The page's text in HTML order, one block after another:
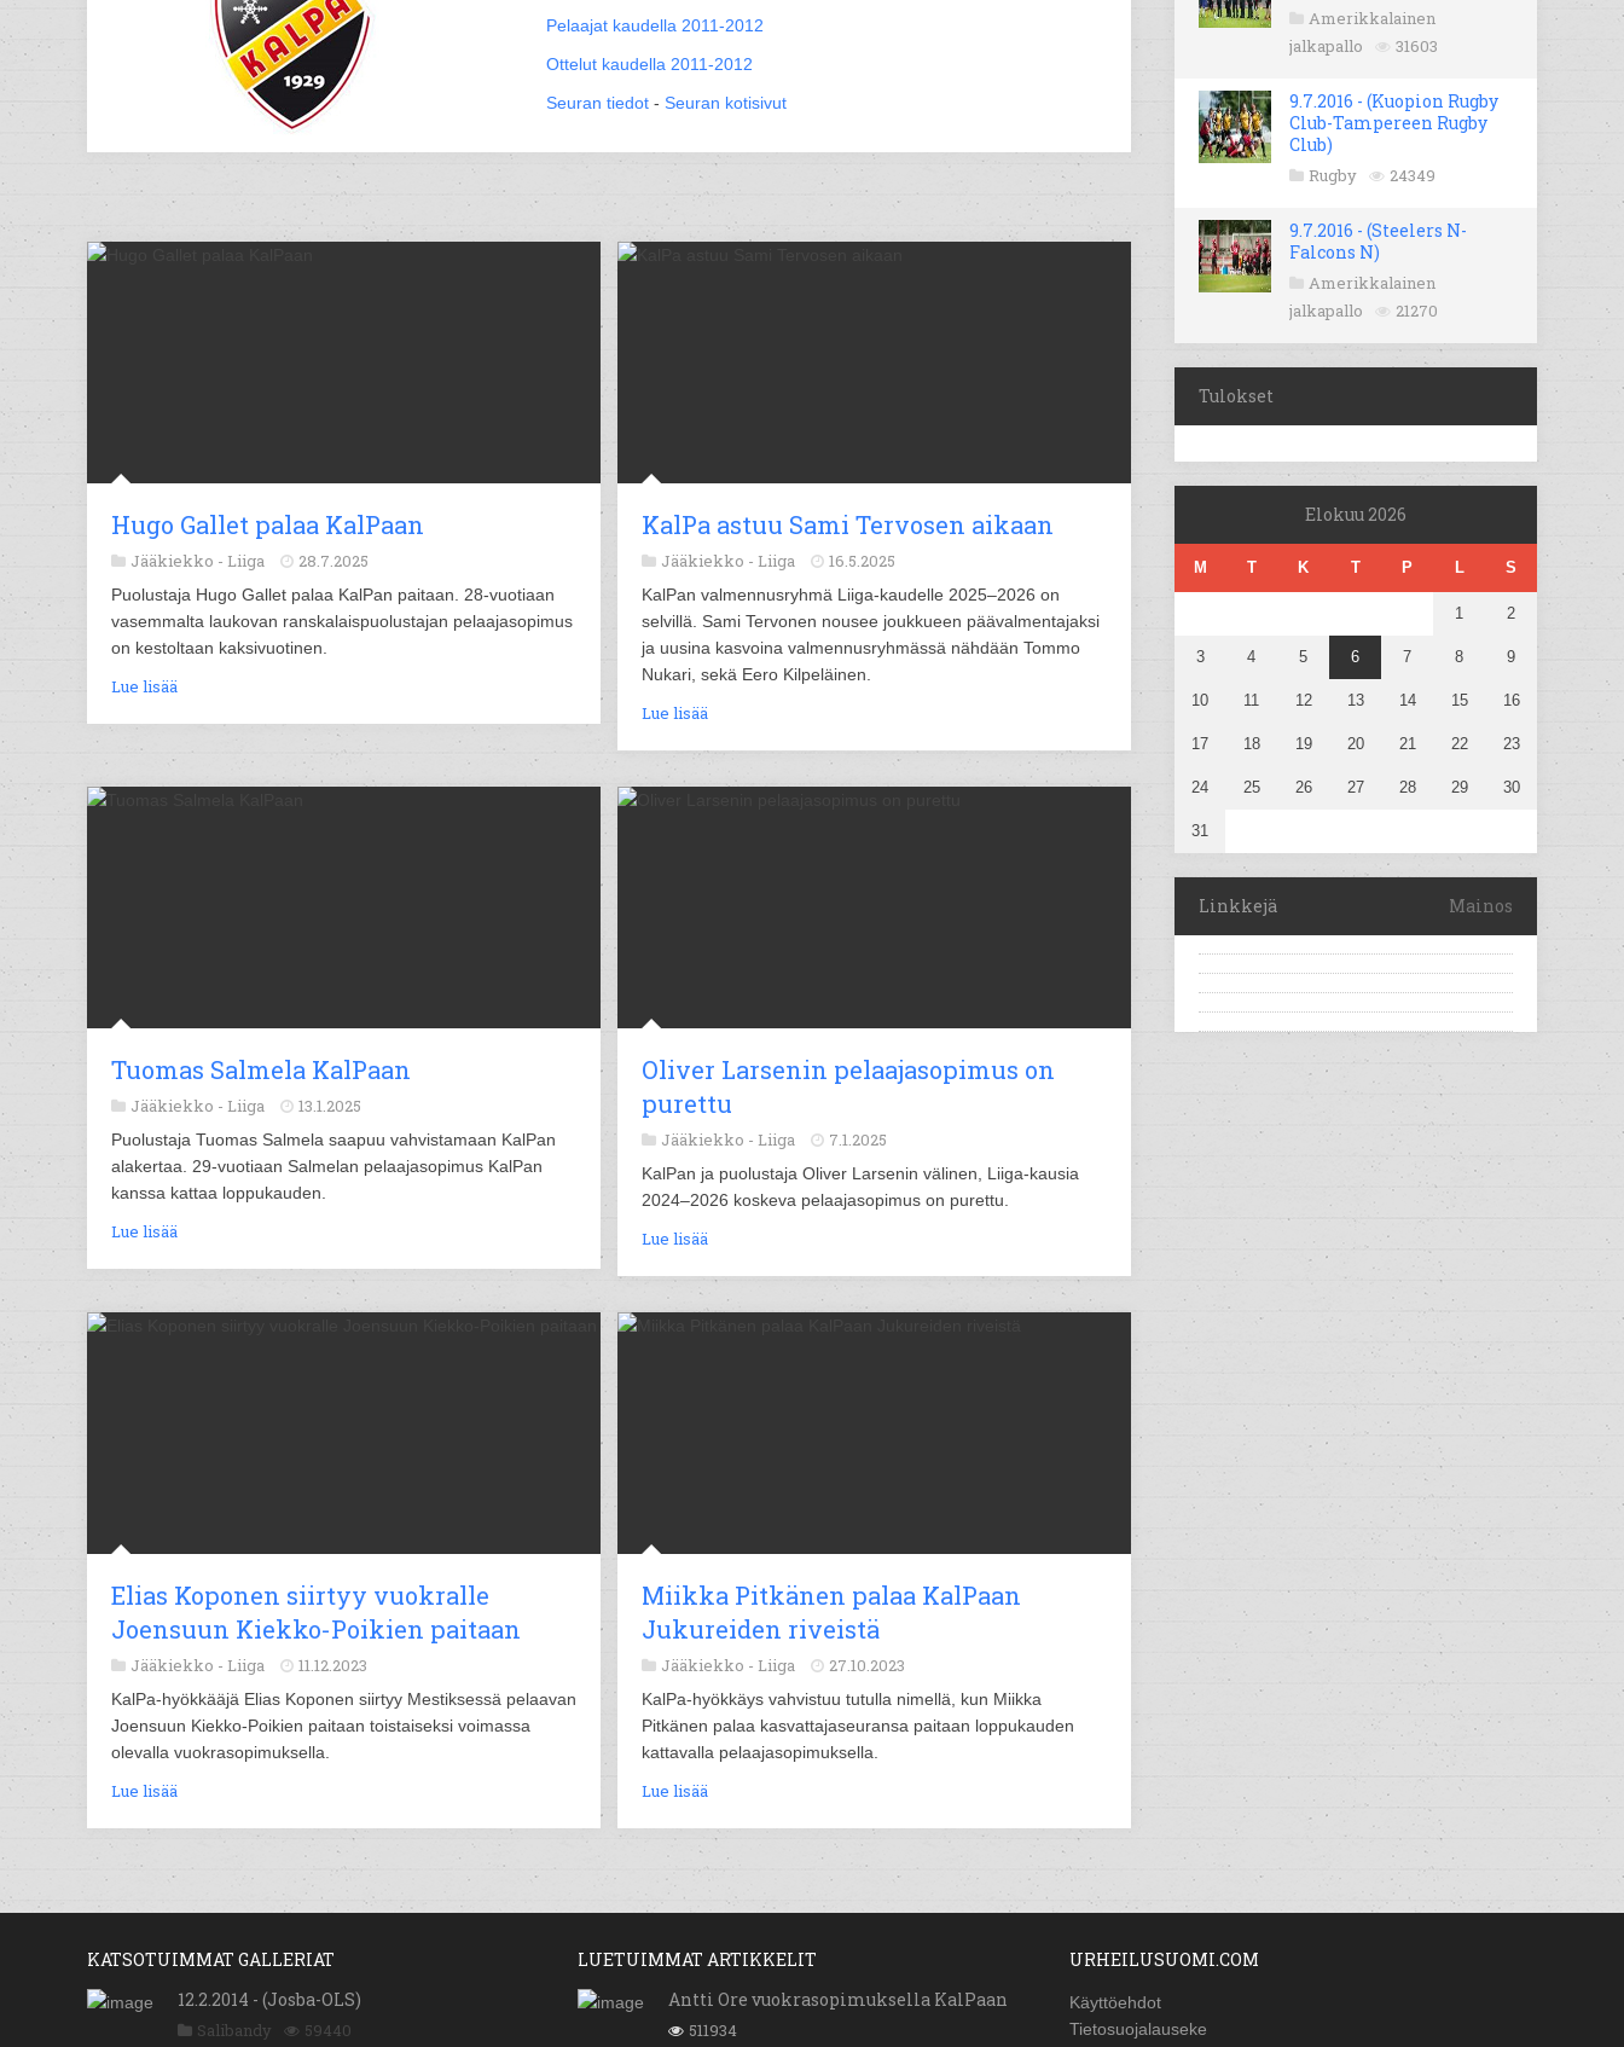
Pelaajat kaudella 2011-2012
Ottelut kaudella 2011-2012
Seuran tiedot - Seuran kotisivut
Hugo Gallet palaa KalPaan
Jääkiekko - Liiga 28.7.2025
Puolustaja Hugo Gallet palaa KalPan paitaan. 28-vuotiaan
vasemmalta laukovan ranskalaispuolustajan pelaajasopimus
on kestoltaan kaksivuotinen.
Lue lisää
KalPa astuu Sami Tervosen aikaan
Jääkiekko - Liiga 16.5.2025
KalPan valmennusryhmä Liiga-kaudelle 2025–2026 on
selvillä. Sami Tervonen nousee joukkueen päävalmentajaksi
ja uusina kasvoina valmennusryhmässä nähdään Tommo
Nukari, sekä Eero Kilpeläinen.
Lue lisää
Tuomas Salmela KalPaan
Jääkiekko - Liiga 13.1.2025
Puolustaja Tuomas Salmela saapuu vahvistamaan KalPan
alakertaa. 29-vuotiaan Salmelan pelaajasopimus KalPan
kanssa kattaa loppukauden.
Lue lisää
Oliver Larsenin pelaajasopimus on
purettu
Jääkiekko - Liiga 7.1.2025
KalPan ja puolustaja Oliver Larsenin välinen, Liiga-kausia
2024–2026 koskeva pelaajasopimus on purettu.
Lue lisää
Elias Koponen siirtyy vuokralle
Joensuun Kiekko-Poikien paitaan
Jääkiekko - Liiga 11.12.2023
KalPa-hyökkääjä Elias Koponen siirtyy Mestiksessä pelaavan
Joensuun Kiekko-Poikien paitaan toistaiseksi voimassa
olevalla vuokrasopimuksella.
Lue lisää
Miikka Pitkänen palaa KalPaan
Jukureiden riveistä
Jääkiekko - Liiga 27.10.2023
KalPa-hyökkäys vahvistuu tutulla nimellä, kun Miikka
Pitkänen palaa kasvattajaseuransa paitaan loppukauden
kattavalla pelaajasopimuksella.
Lue lisää
Amerikkalainen
jalkapallo
31603
9.7.2016 - (Kuopion Rugby
Club-Tampereen Rugby
Club)
Rugby 24349
9.7.2016 - (Steelers N-
Falcons N)
Amerikkalainen
jalkapallo
21270
Tulokset
Elokuu 2026
M T K T P L S
1 2
3 4 5 6 7 8 9
10 11 12 13 14 15 16
17 18 19 20 21 22 23
24 25 26 27 28 29 30
31
Linkkejä Mainos
KATSOTUIMMAT GALLERIAT
12.2.2014 - (Josba-OLS)
Salibandy 59440
LUETUIMMAT ARTIKKELIT
Antti Ore vuokrasopimuksella KalPaan
511934
URHEILUSUOMI.COM
Käyttöehdot
Tietosuojalauseke